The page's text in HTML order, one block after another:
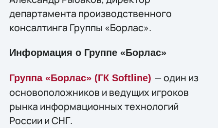
департамента производственного
консалтинга Группы «Борлас».
Информация о Группе «Борлас»
Группа «Борлас»(ГК Softline) — один из
основоположников и ведущих игроков
рынка информационных технологий
России и СНГ.